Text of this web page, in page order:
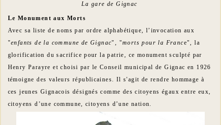
La gare de Gignac
Le Monument aux Morts
Avec sa liste de noms par ordre alphabétique, l’invocation aux
"enfants de la commune de Gignac", "morts pour la France", la
glorification du sacrifice pour la patrie, ce monument sculpté par
Henry Parayre et choisi par le Conseil municipal de Gignac en 1926
témoigne des valeurs républicaines. Il s'agit de rendre hommage à
ces jeunes Gignacois désignés comme des citoyens égaux entre eux,
citoyens d’une commune, citoyens d’une nation.